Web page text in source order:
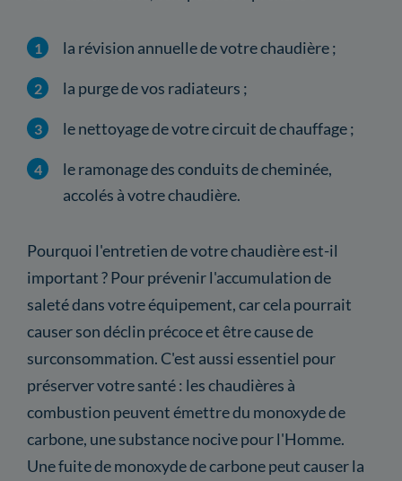
la révision annuelle de votre chaudière ;
la purge de vos radiateurs ;
le nettoyage de votre circuit de chauffage ;
le ramonage des conduits de cheminée,
accolés à votre chaudière.
Pourquoi l'entretien de votre chaudière est-il
important ? Pour prévenir l'accumulation de
saleté dans votre équipement, car cela pourrait
causer son déclin précoce et être cause de
surconsommation. C'est aussi essentiel pour
préserver votre santé : les chaudières à
combustion peuvent émettre du monoxyde de
carbone, une substance nocive pour l'Homme.
Une fuite de monoxyde de carbone peut causer la